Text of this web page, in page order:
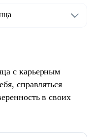
с карьерным
справляться
в своих